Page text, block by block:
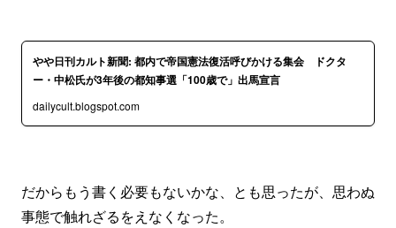
やや日刊カルト新聞: 都内で帝国憲法復活呼びかける集会 ドクタ
ー・中松氏が3年後の都知事選「100歳で」出馬宣言
dailycult.blogspot.com
だからもう書く必要もないかな、とも思ったが、思わぬ
事態で触れざるをえなくなった。